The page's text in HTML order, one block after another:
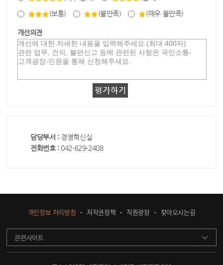
(보통) (불만족) (매우 불만족)
개선의견
담당부서 : 경영혁신실
전화번호 : 042-629-2408
개인정보 처리방침 저작권정책 직원광장 찾아오시는길
관련사이트